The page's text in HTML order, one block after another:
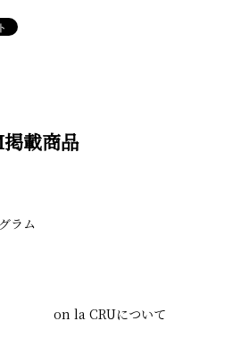
載商品
ラム
on la CRUについて